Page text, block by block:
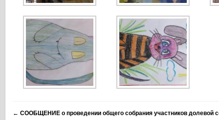
← СООБЩЕНИЕ о проведении общего собрания участников долевой